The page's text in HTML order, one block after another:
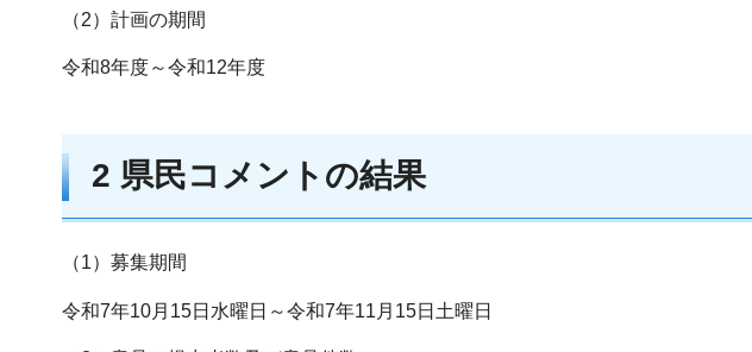
（2）計画の期間
令和8年度～令和12年度
2 県民コメントの結果
（1）募集期間
令和7年10月15日水曜日～令和7年11月15日土曜日